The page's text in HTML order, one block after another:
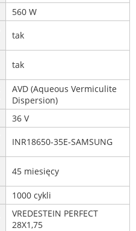
560 W
tak
tak
AVD (Aqueous Vermiculite
Dispersion)
36 V
INR18650-35E-SAMSUNG
45 miesięcy
1000 cykli
VREDESTEIN PERFECT
28X1,75